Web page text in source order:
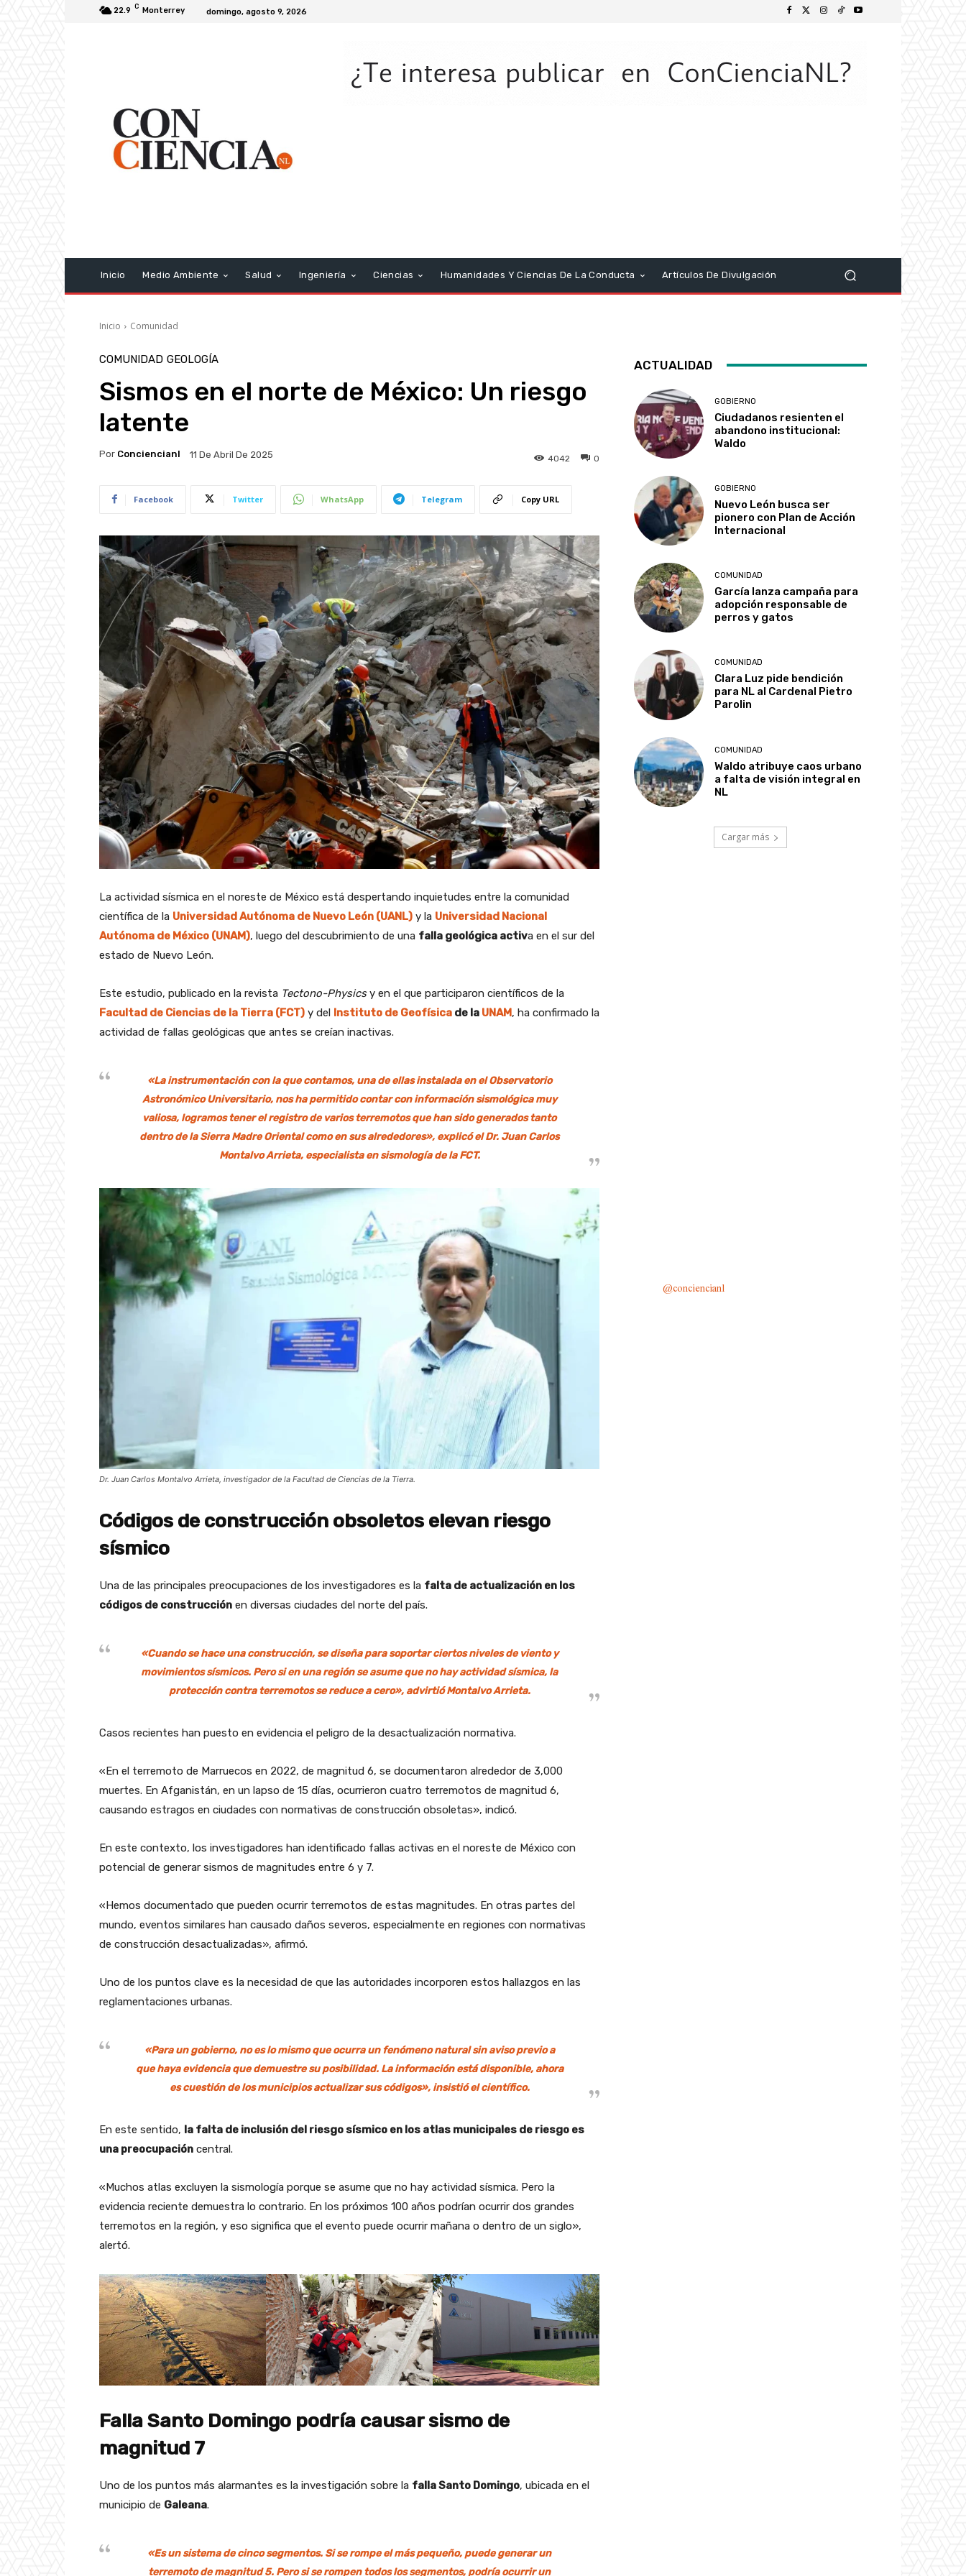
22.9 C Monterrey domingo, agosto 9, 2026
Inicio Medio Ambiente Salud Ingeniería Ciencias Humanidades Y Ciencias De La Conducta Artículos De Divulgación
Inicio Comunidad
COMUNIDAD GEOLOGÍA
Sismos en el norte de México: Un riesgo
latente
Por Conciencianl 11 De Abril De 2025 0
4042
Facebook Twitter WhatsApp Telegram Copy URL
La actividad sísmica en el noreste de México está despertando inquietudes entre la comunidad
científica de la Universidad Autónoma de Nuevo León (UANL) y la Universidad Nacional
Autónoma de México (UNAM), luego del descubrimiento de una falla geológica activa en el sur del
estado de Nuevo León.
Este estudio, publicado en la revista Tectono-Physicsy en el que participaron científicos de la
Facultad de Ciencias de la Tierra (FCT) y del Instituto de Geofísica de la UNAM, ha confirmado la
actividad de fallas geológicas que antes se creían inactivas.
«La instrumentación con la que contamos, una de ellas instalada en elObservatorio
Astronómico Universitario,nos ha permitido contar con información sismológica muy
valiosa, logramos tener el registro de varios terremotos que han sido generados tanto
dentro de la Sierra Madre Oriental como en sus alrededores», explicó el Dr. Juan Carlos
Montalvo Arrieta, especialista en sismología de la FCT.
Dr. Juan Carlos Montalvo Arrieta, investigador de la Facultad de Ciencias de la Tierra.
Códigos de construcción obsoletos elevan riesgo
sísmico
Una de las principales preocupaciones de los investigadores es la falta de actualización en los
códigos de construcción en diversas ciudades del norte del país.
«Cuando se hace una construcción, se diseña para soportar ciertos niveles de viento y
movimientos sísmicos. Pero si en una región se asume que no hay actividad sísmica, la
protección contra terremotos se reduce a cero», advirtió Montalvo Arrieta.
Casos recientes han puesto en evidencia el peligro de la desactualización normativa.
«En el terremoto de Marruecos en 2022, de magnitud 6, se documentaron alrededor de 3,000
muertes. En Afganistán, en un lapso de 15 días, ocurrieron cuatro terremotos de magnitud 6,
causando estragos en ciudades con normativas de construcción obsoletas», indicó.
En este contexto, los investigadores han identificado fallas activas en el noreste de México con
potencial de generar sismos de magnitudes entre 6 y 7.
«Hemos documentado que pueden ocurrir terremotos de estas magnitudes. En otras partes del
mundo, eventos similares han causado daños severos, especialmente en regiones con normativas
de construcción desactualizadas», afirmó.
Uno de los puntos clave es la necesidad de que las autoridades incorporen estos hallazgos en las
reglamentaciones urbanas.
«Para un gobierno, no es lo mismo que ocurra un fenómeno natural sin aviso previo a
que haya evidencia que demuestre su posibilidad. La información está disponible, ahora
es cuestión de los municipios actualizar sus códigos», insistió el científico.
En este sentido, la falta de inclusión del riesgo sísmico en los atlas municipales de riesgo es
una preocupación central.
«Muchos atlas excluyen la sismología porque se asume que no hay actividad sísmica. Pero la
evidencia reciente demuestra lo contrario. En los próximos 100 años podrían ocurrir dos grandes
terremotos en la región, y eso significa que el evento puede ocurrir mañana o dentro de un siglo»,
alertó.
Falla Santo Domingo podría causar sismo de
magnitud 7
Uno de los puntos más alarmantes es la investigación sobre la falla Santo Domingo, ubicada en el
municipio de Galeana.
«Es un sistema de cinco segmentos. Si se rompe el más pequeño, puede generar un
terremoto de magnitud 5. Pero si se rompen todos los segmentos, podría ocurrir un
ACTUALIDAD
GOBIERNO
Ciudadanos resienten el
abandono institucional:
Waldo
GOBIERNO
Nuevo León busca ser
pionero con Plan de Acción
Internacional
COMUNIDAD
García lanza campaña para
adopción responsable de
perros y gatos
COMUNIDAD
Clara Luz pide bendición
para NL al Cardenal Pietro
Parolin
COMUNIDAD
Waldo atribuye caos urbano
a falta de visión integral en
NL
Cargar más
@conciencianl